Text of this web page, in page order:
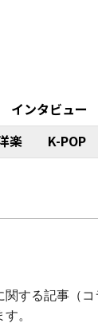
インタビュー
楽 K-POP
関する記事（
。